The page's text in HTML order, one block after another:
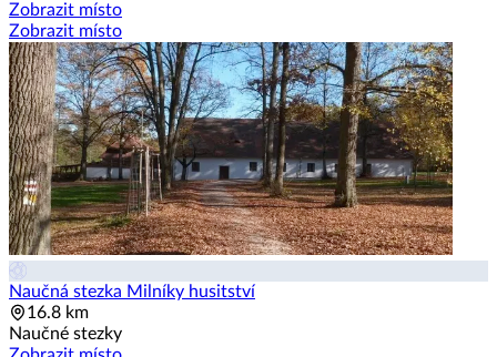
Zobrazit místo
Zobrazit místo
Naučná stezka Milníky husitství
16.8 km
Naučné stezky